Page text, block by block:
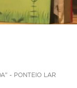
- PONTEIO LAR